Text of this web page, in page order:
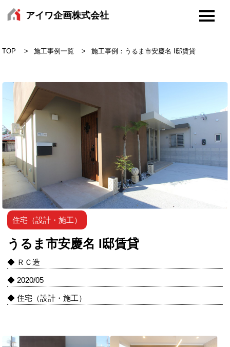
アイワ企画株式会社
TOP 施工事例一覧 施工事例：うるま市安慶名 I邸賃貸
住宅（設計・施工）
うるま市安慶名 I邸賃貸
◆ ＲＣ造
◆ 2020/05
◆ 住宅（設計・施工）